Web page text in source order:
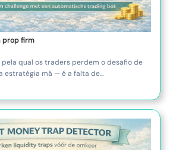
prop firm
pela qual os traders perdem o desafio de
estratégia má — é a falta de...